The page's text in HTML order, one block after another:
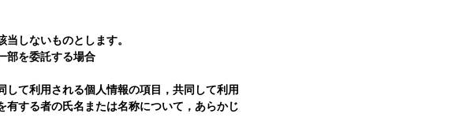
しないものとします。
部を委託する場合
て利用される個人情報の項目，共同して利用
する者の氏名または名称について，あらかじ